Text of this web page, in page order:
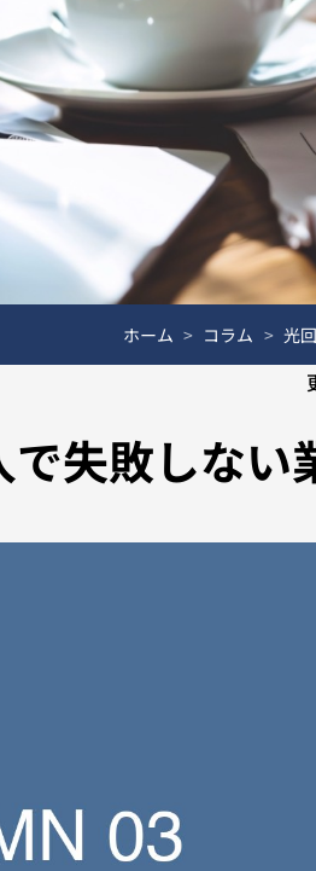
ホーム コラム 光
失敗しない